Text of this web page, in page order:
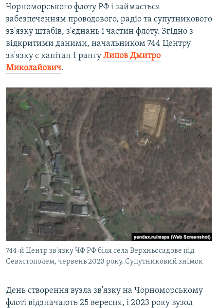
Чорноморського флоту РФ і займається
забезпеченням проводового, радіо та супутникового
зв'язку штабів, з'єднань і частин флоту. Згідно з
відкритими даними, начальником 744 Центру
зв'язку є капітан 1 рангу Липов Дмитро
Миколайович.
744-й Центр зв'язку ЧФ РФ біля села Верхньосадове під
Севастополем, червень 2023 року. Супутниковий знімок
День створення вузла зв'язку на Чорноморському
флоті відзначають 25 вересня, і 2023 року вузол